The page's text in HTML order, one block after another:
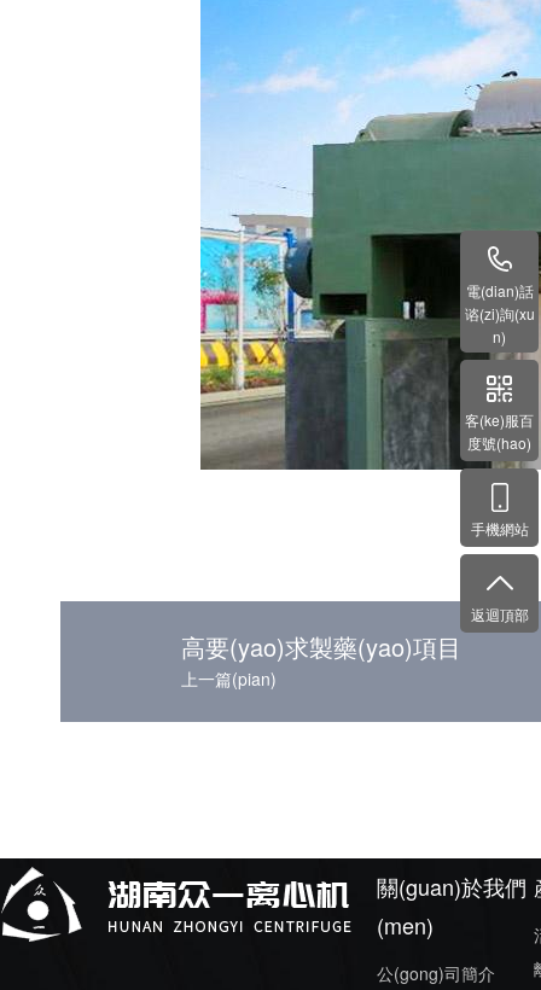
高要(yao)求製藥(yao)項目
上一篇(pian)
關(guan)於我們
(men)
公(gong)司簡介
電(dian)話
谘(zi)詢(xu
n)
客(ke)服百
度號(hao)
手機網站
返迴頂部